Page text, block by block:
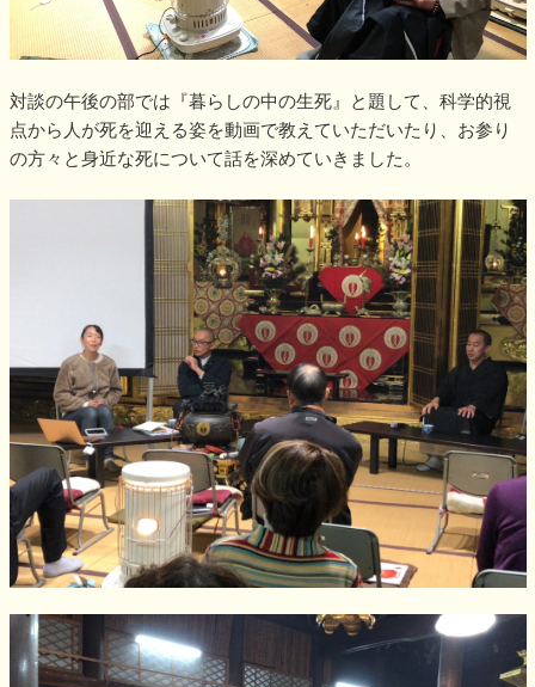
対談の午後の部では『暮らしの中の生死』と題して、科学的視
点から人が死を迎える姿を動画で教えていただいたり、お参り
の方々と身近な死について話を深めていきました。